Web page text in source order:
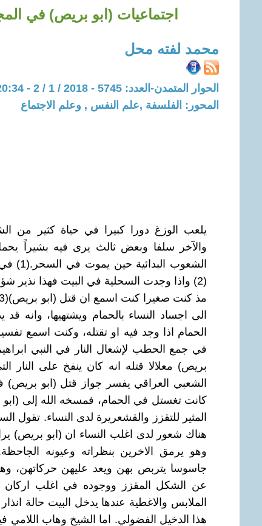
اجتماعيات (ابو بريص) في
محمد لفته محل
الحوار المتمدن-العدد: 5745 - 2018 / 1 / 2 - 20:34
المحور: الفلسفة ,علم النفس , وعلم الاجتماع
يلعب الوزغ دورا كبيرا في حياة كثير من
والآخر سلفا وبعض ثالث يرى فيه بشيراً
الشعوب
(2) واذا وجدت السحلية في البيت فهذا نذير شؤوم عند السومريون.
الى اجساد النساء بالحمام ويشتهيها، وانه
الحمام اذا وجد فيه او تقتله، وكنت اسمع
في جمع الحطب لإشعال النار في النبي
الشعبي العراقي يفسر جواز قتل (ابو
المثير للتقزز والقشعريرة لدى النساء.
هناك شعور لدى اغلب النساء ان (ابو بريص)
وهو يرمق الاخرين بنظراته وعيونه
جاسوسا يتربص بهن ويعد عليهن حركاتهن،
عن الشكل المقزز ووجوده في اغلب
الملابس والاغطية عندها يدخل البيت حالة
هذا الدخيل الفضولي. اما الشيخ وهاب